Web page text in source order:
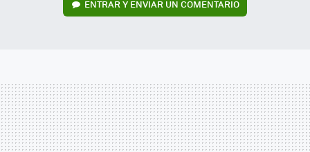
ENTRAR Y ENVIAR UN COMENTARIO